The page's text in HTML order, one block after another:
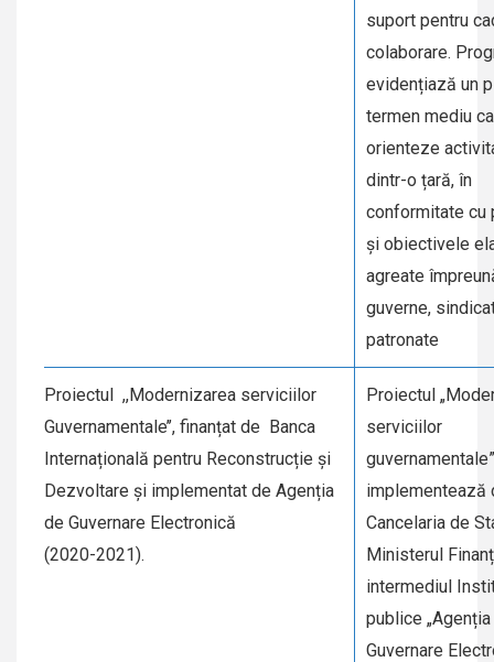
suport pentru
colaborare.
evidențiază un
termen mediu
orienteze
dintr-o țară, în
conformitate cu
și obiectivele
agreate
guverne,
patronate
Proiectul ,,Modernizarea serviciilor
Guvernamentale’’, finanțat de Banca
Internațională pentru Reconstrucție și
Dezvoltare și implementat de Agenția
de Guvernare Electronică
(2020-2021).
Proiectul
serviciilor
implementează
Cancelaria de
Ministerul
intermediul
publice
Guvernare